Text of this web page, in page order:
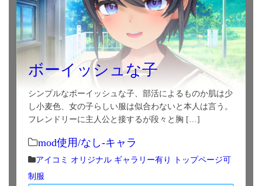
ボーイッシュな子
シンプルなボーイッシュな子、部活によるものか肌は少
し小麦色、女の子らしい服は似合わないと本人は言う。
フレンドリーに主人公と接するが段々と胸 […]
mod使用/なし-キャラ
アイコミ オリジナル ギャラリー有り
トップページ可
制服